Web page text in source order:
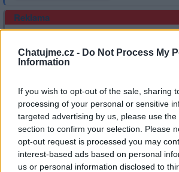
Chatujme.cz - Do Not Process My
Information
If you wish to opt-out of the sale, sharing
processing of your personal or sensitive
targeted advertising by us, please use
section to confirm your selection. Please
opt-out request is processed you may
interest-based ads based on personal
us or personal information disclosed to
Reklama
Rada číslo 2: Daňová optimalizace je